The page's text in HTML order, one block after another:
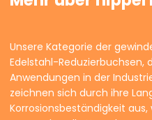
Unsere Kategorie der
Edelstahl-Reduzierbuchsen,
Anwendungen in der
zeichnen sich durch ihre
Korrosionsbeständigkeit aus,